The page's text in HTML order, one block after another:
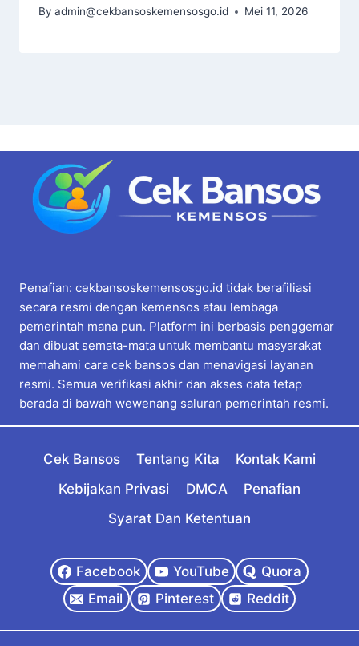
By admin@cekbansoskemensosgo.id Mei 11, 2026
Penafian: cekbansoskemensosgo.id tidak berafiliasi
secara resmi dengan kemensos atau lembaga
pemerintah mana pun. Platform ini berbasis penggemar
dan dibuat semata-mata untuk membantu masyarakat
memahami cara cek bansos dan menavigasi layanan
resmi. Semua verifikasi akhir dan akses data tetap
berada di bawah wewenang saluran pemerintah resmi.
Cek Bansos Tentang Kita
Kontak Kami
Kebijakan Privasi
DMCA
Penafian
Syarat Dan Ketentuan
Facebook YouTube
Quora
Email
Pinterest Reddit